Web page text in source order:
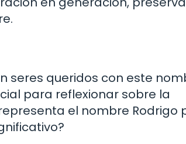
seres queridos con este
para reflexionar sobre la
el nombre Rodrigo